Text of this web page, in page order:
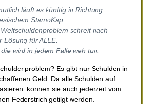
läuft es künftig in Richtung
StamoKap.
schreit nach
Lösung für ALLE.
die wird in jedem Falle weh tun.
Es gibt nur Schulden in
Geld. Da alle Schulden auf
können sie auch jederzeit vom
Federstrich getilgt werden.